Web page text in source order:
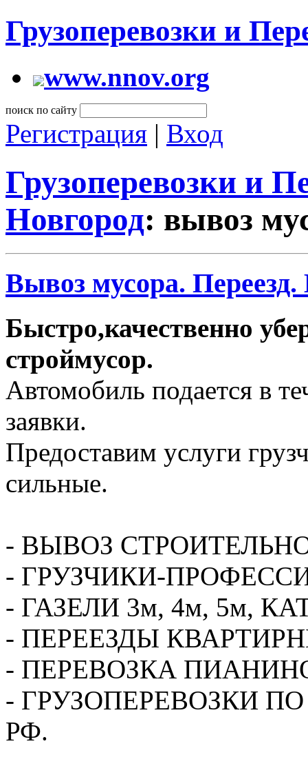
Грузоперевозки и
www.nnov.org
поиск по сайту
Регистрация | Вход
Грузоперевозки и
Новгород: вывоз
Вывоз мусора.
Быстро,качественно
строймусор.
Автомобиль подается в
заявки.
Предоставим услуги
сильные.
- ВЫВОЗ
- ГРУЗЧИКИ-
- ГАЗЕЛИ 3м, 4м, 5м,
- ПЕРЕЕЗДЫ
- ПЕРЕВОЗКА
- ГРУЗОПЕРЕВОЗКИ
РФ.